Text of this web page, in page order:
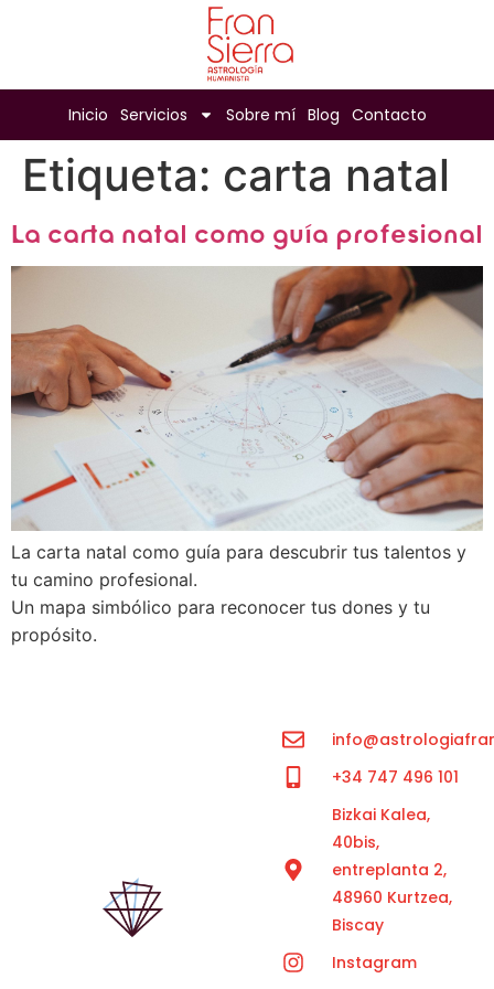
Inicio Servicios Sobre mí Blog Contacto
Etiqueta: carta natal
La carta natal como guía profesional
La carta natal como guía para descubrir tus talentos y
tu camino profesional.
Un mapa simbólico para reconocer tus dones y tu
propósito.
+34 747 496 101
Bizkai Kalea,
40bis,
entreplanta 2,
48960 Kurtzea,
Biscay
Instagram